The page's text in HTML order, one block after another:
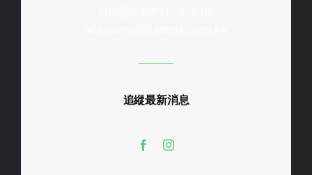
追縱最新消息